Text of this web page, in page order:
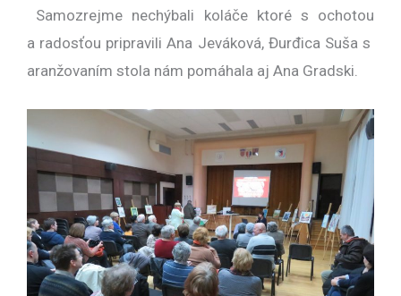
Samozrejme nechýbali koláče ktoré s ochotou
a radosťou pripravili Ana Jeváková, Đurđica Suša s
aranžovaním stola nám pomáhala aj Ana Gradski.